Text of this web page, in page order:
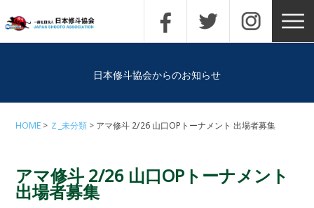
日本修斗協会からのお知らせ
HOME Ｚ_未分類 アマ修斗 2/26 山口OPトーナメント 出場者募集
アマ修斗 2/26 山口OPトーナメント
出場者募集